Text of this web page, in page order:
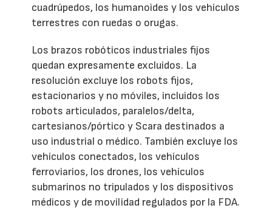
cuadrúpedos, los humanoides y los vehículos
terrestres con ruedas o orugas.
Los brazos robóticos industriales fijos
quedan expresamente excluidos. La
resolución excluye los robots fijos,
estacionarios y no móviles, incluidos los
robots articulados, paralelos/delta,
cartesianos/pórtico y Scara destinados a
uso industrial o médico. También excluye los
vehículos conectados, los vehículos
ferroviarios, los drones, los vehículos
submarinos no tripulados y los dispositivos
médicos y de movilidad regulados por la FDA.